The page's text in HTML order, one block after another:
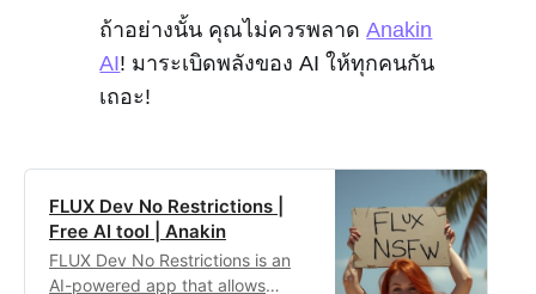
ถ้าอย่างนั้น คุณไม่ควรพลาดAnakin
AI! มาระเบิดพลังของ AI ให้ทุกคนกัน
เถอะ!
FLUX Dev No Restrictions |
Free AI tool | Anakin
FLUX Dev No Restrictions is an
AI-powered app that allows